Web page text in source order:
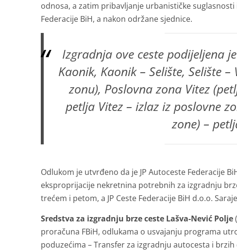
odnosa, a zatim pribavljanje urbanističke
Federacije BiH, a nakon održane sjednice.
Izgradnja ove ceste podijeljena
Kaonik, Kaonik – Selište, Selište
zonu), Poslovna zona Vitez
petlja Vitez – izlaz iz poslovne
zone) –
Odlukom je utvrđeno da je JP Autoceste Federacije
eksproprijacije nekretnina potrebnih za izgradnju
trećem i petom, a JP Ceste Federacije BiH d.o.o.
Sredstva za izgradnju brze ceste Lašva-Nević Polje
proračuna FBiH, odlukama o usvajanju programa
poduzećima – Transfer za izgradnju autocesta i